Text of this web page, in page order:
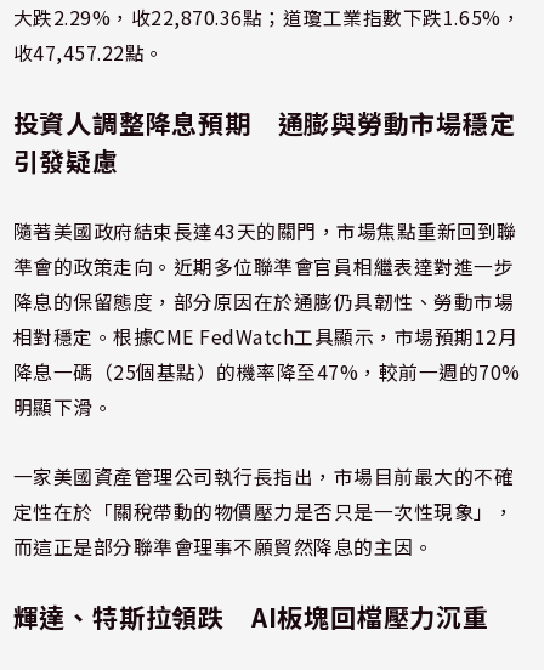
大跌2.29%，收22,870.36點；道瓊工業指數下跌1.65%，
收47,457.22點。
投資人調整降息預期 通膨與勞動市場穩定
引發疑慮
隨著美國政府結束長達43天的關門，市場焦點重新回到聯
準會的政策走向。近期多位聯準會官員相繼表達對進一步
降息的保留態度，部分原因在於通膨仍具韌性、勞動市場
相對穩定。根據CME FedWatch工具顯示，市場預期12月
降息一碼（25個基點）的機率降至47%，較前一週的70%
明顯下滑。
一家美國資產管理公司執行長指出，市場目前最大的不確
定性在於「關稅帶動的物價壓力是否只是一次性現象」，
而這正是部分聯準會理事不願貿然降息的主因。
輝達、特斯拉領跌 AI板塊回檔壓力沉重